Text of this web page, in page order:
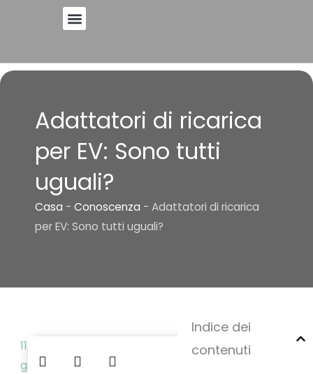
Adattatori di ricarica
per EV: Sono tutti
uguali?
Casa - Conoscenza - Adattatori di ricarica
per EV: Sono tutti uguali?
11
g
Indice dei
contenuti